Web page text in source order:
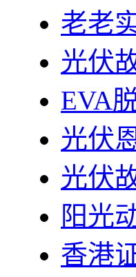
老老
光伏
EVA
光伏
光伏
阳光
香港